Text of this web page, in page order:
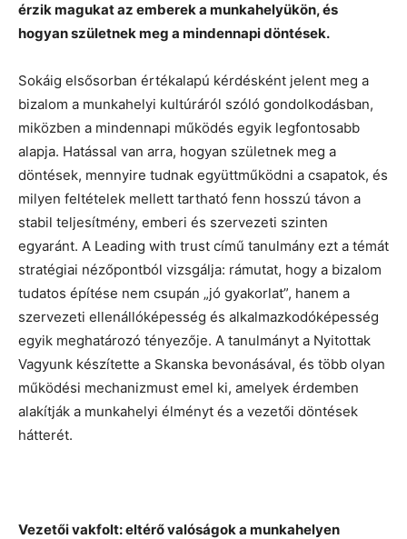
érzik magukat az emberek a munkahelyükön, és
hogyan születnek meg a mindennapi döntések.
Sokáig elsősorban értékalapú kérdésként jelent meg a
bizalom a munkahelyi kultúráról szóló gondolkodásban,
miközben a mindennapi működés egyik legfontosabb
alapja. Hatással van arra, hogyan születnek meg a
döntések, mennyire tudnak együttműködni a csapatok, és
milyen feltételek mellett tartható fenn hosszú távon a
stabil teljesítmény, emberi és szervezeti szinten
egyaránt. A Leading with trust című tanulmány ezt a témát
stratégiai nézőpontból vizsgálja: rámutat, hogy a bizalom
tudatos építése nem csupán „jó gyakorlat”, hanem a
szervezeti ellenállóképesség és alkalmazkodóképesség
egyik meghatározó tényezője. A tanulmányt a Nyitottak
Vagyunk készítette a Skanska bevonásával, és több olyan
működési mechanizmust emel ki, amelyek érdemben
alakítják a munkahelyi élményt és a vezetői döntések
hátterét.
Vezetői vakfolt: eltérő valóságok a munkahelyen